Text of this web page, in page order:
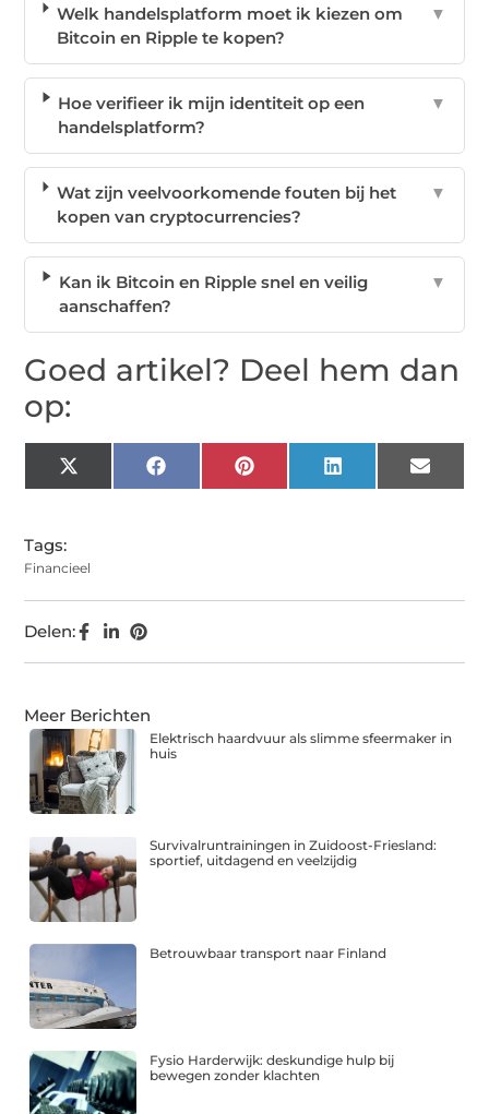
Welk handelsplatform moet ik kiezen om
Bitcoin en Ripple te kopen?
▼
Hoe verifieer ik mijn identiteit op een
handelsplatform?
▼
Wat zijn veelvoorkomende fouten bij het
kopen van cryptocurrencies?
▼
Kan ik Bitcoin en Ripple snel en veilig
aanschaffen?
▼
Goed artikel? Deel hem dan
op:
X
(Twitter)
Facebook Pinterest LinkedIn Email
Tags:
Financieel
Delen:
Meer Berichten
Elektrisch haardvuur als slimme sfeermaker in
huis
Survivalruntrainingen in Zuidoost-Friesland:
sportief, uitdagend en veelzijdig
Betrouwbaar transport naar Finland
Fysio Harderwijk: deskundige hulp bij
bewegen zonder klachten